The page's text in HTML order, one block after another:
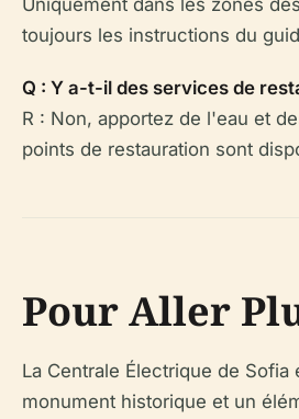
toujours les instructions du
Q : Y a-t-il des services de
R : Non, apportez de l'eau et
points de restauration sont
Pour Aller
La Centrale Électrique de Sofia
monument historique et un